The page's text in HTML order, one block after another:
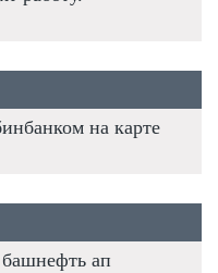
на карте
ап